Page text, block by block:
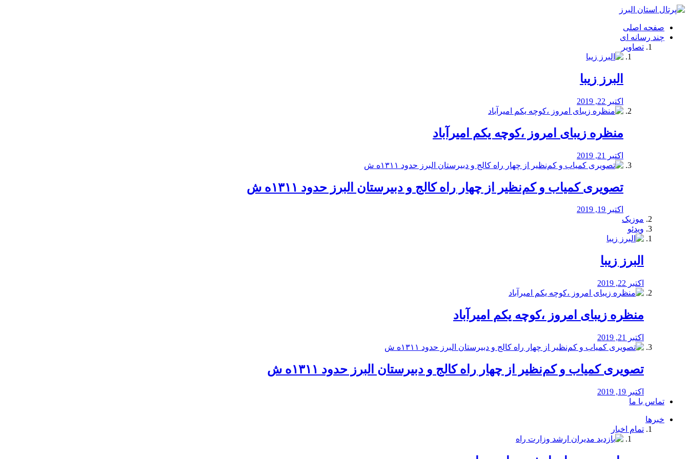
فصد
شرق
تهران
خشکشویی
صفحه اصلی
چند رسانه ای
تصاویر
البرز زیبا
اکتبر 22, 2019
منظره‌‌ زیبای امروز ،کوچه یکم امیرآباد
اکتبر 21, 2019
️تصویری کمیاب و کم‌نظیر از چهار راه كالج و دبيرستان البرز حدود ۱۳۱۱ه ش
اکتبر 19, 2019
موزیک
ویدئو
البرز زیبا
اکتبر 22, 2019
منظره‌‌ زیبای امروز ،کوچه یکم امیرآباد
اکتبر 21, 2019
️تصویری کمیاب و کم‌نظیر از چهار راه كالج و دبيرستان البرز حدود ۱۳۱۱ه ش
اکتبر 19, 2019
تماس با ما
خبرها
تمام اخبار